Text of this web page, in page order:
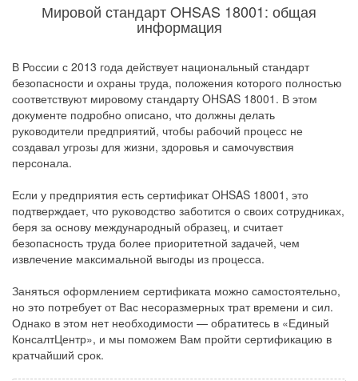
Мировой стандарт OHSAS 18001: общая
информация
В России с 2013 года действует национальный стандарт
безопасности и охраны труда, положения которого полностью
соответствуют мировому стандарту OHSAS 18001. В этом
документе подробно описано, что должны делать
руководители предприятий, чтобы рабочий процесс не
создавал угрозы для жизни, здоровья и самочувствия
персонала.
Если у предприятия есть сертификат OHSAS 18001, это
подтверждает, что руководство заботится о своих сотрудниках,
беря за основу международный образец, и считает
безопасность труда более приоритетной задачей, чем
извлечение максимальной выгоды из процесса.
Заняться оформлением сертификата можно самостоятельно,
но это потребует от Вас несоразмерных трат времени и сил.
Однако в этом нет необходимости — обратитесь в «Единый
КонсалтЦентр», и мы поможем Вам пройти сертификацию в
кратчайший срок.